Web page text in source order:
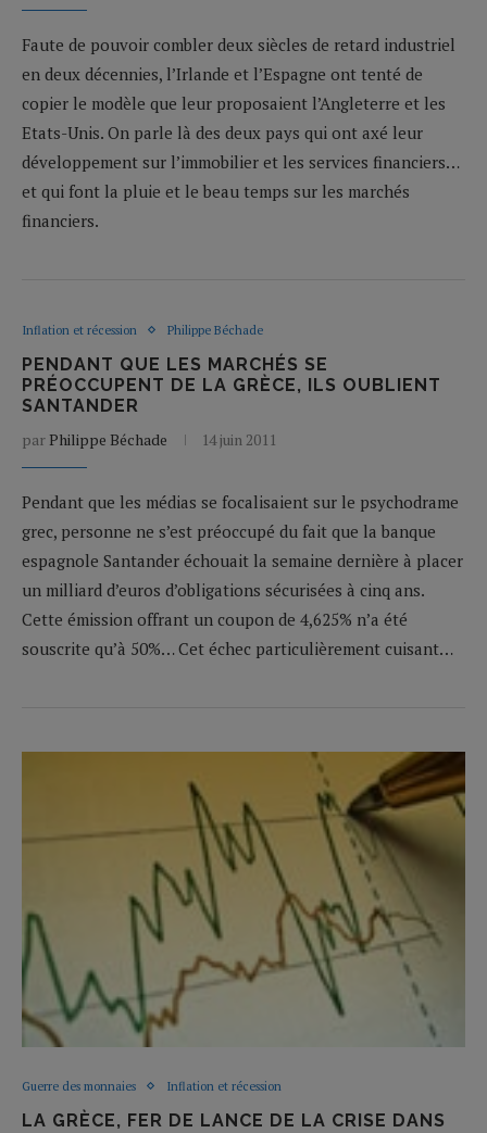
Faute de pouvoir combler deux siècles de retard industriel
en deux décennies, l’Irlande et l’Espagne ont tenté de
copier le modèle que leur proposaient l’Angleterre et les
Etats-Unis. On parle là des deux pays qui ont axé leur
développement sur l’immobilier et les services financiers…
et qui font la pluie et le beau temps sur les marchés
financiers.
Inflation et récession Philippe Béchade
PENDANT QUE LES MARCHÉS SE
PRÉOCCUPENT DE LA GRÈCE, ILS OUBLIENT
SANTANDER
par Philippe Béchade 14 juin 2011
Pendant que les médias se focalisaient sur le psychodrame
grec, personne ne s’est préoccupé du fait que la banque
espagnole Santander échouait la semaine dernière à placer
un milliard d’euros d’obligations sécurisées à cinq ans.
Cette émission offrant un coupon de 4,625% n’a été
souscrite qu’à 50%… Cet échec particulièrement cuisant…
Guerre des monnaies Inflation et récession
LA GRÈCE, FER DE LANCE DE LA CRISE DANS